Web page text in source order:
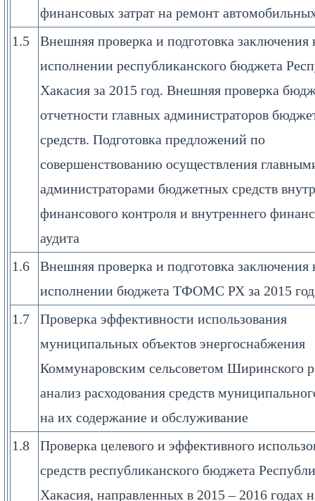
финансовых затрат на ремонт
1.5
Внешняя проверка и подготовка заключения
исполнении республиканского бюджета
Хакасия за 2015 год. Внешняя проверка
отчетности главных администраторов
средств. Подготовка предложений по
совершенствованию осуществления
администраторами бюджетных средств
финансового контроля и внутреннего
аудита
1.6
Внешняя проверка и подготовка заключения
исполнении бюджета ТФОМС РХ за 2015 год
1.7
Проверка эффективности использования
муниципальных объектов энергоснабжения
Коммунаровским сельсоветом Ширинского
анализ расходования средств
на их содержание и обслуживание
1.8
Проверка целевого и эффективного
средств республиканского бюджета
Хакасия, направленных в 2015 – 2016 годах